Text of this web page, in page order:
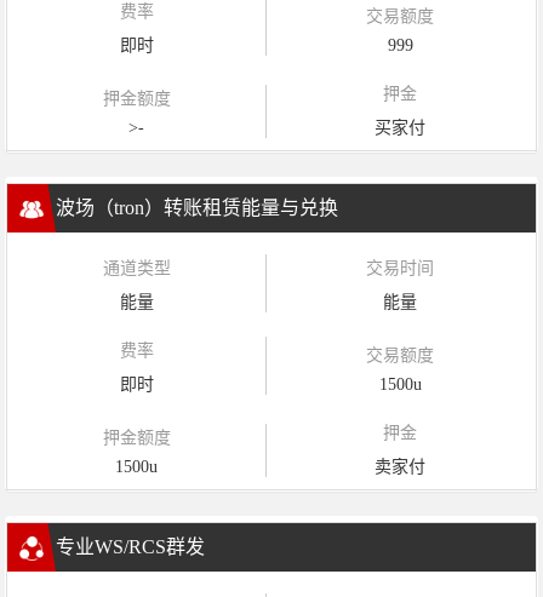
费率
即时
交易额度
999
押金额度
>-
押金
买家付
波场（tron）转账租赁能量与兑换
通道类型
能量
交易时间
能量
费率
即时
交易额度
1500u
押金额度
1500u
押金
卖家付
专业WS/RCS群发